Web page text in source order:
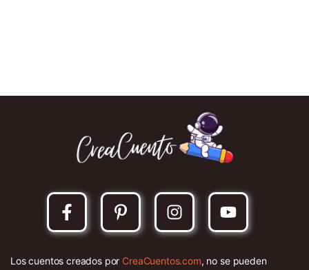
Los cuentos creados por CreaCuentos.com, no se pueden